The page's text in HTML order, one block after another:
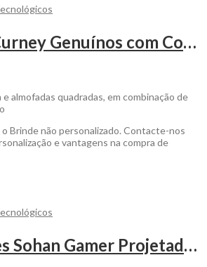
Auriculares Curney Genuínos com Conexão Bluetooth 5.0 para ser Personalizado
almofadas quadradas, em combinação de
Brinde não personalizado. Contacte-nos
e vantagens na compra de
Auscultadores Sohan Gamer Projetados para uma experiência de jogo imersiva para ser Personalizado